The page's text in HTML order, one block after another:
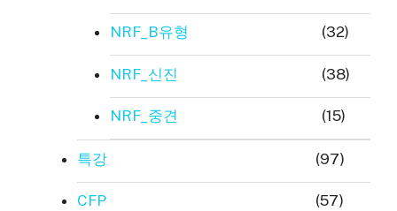
NRF_B유형 (32)
NRF_신진 (38)
NRF_중견 (15)
특강 (97)
CFP (57)